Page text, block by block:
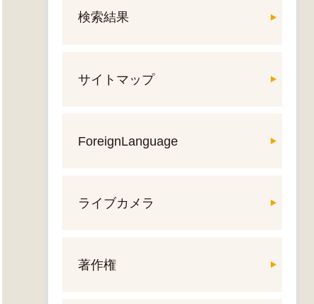
検索結果
サイトマップ
ForeignLanguage
ライブカメラ
著作権